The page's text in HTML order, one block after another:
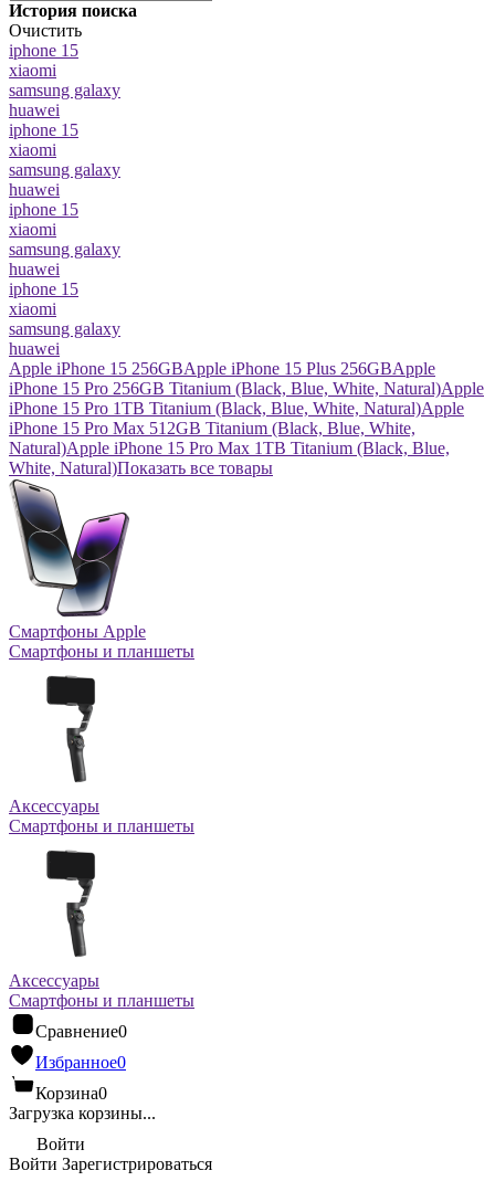
История поиска
Очистить
iphone 15
xiaomi
samsung galaxy
huawei
iphone 15
xiaomi
samsung galaxy
huawei
iphone 15
xiaomi
samsung galaxy
huawei
iphone 15
xiaomi
samsung galaxy
huawei
Apple iPhone 15 256GBApple iPhone 15 Plus 256GBApple
iPhone 15 Pro 256GB Titanium (Black, Blue, White, Natural)Apple
iPhone 15 Pro 1TB Titanium (Black, Blue, White, Natural)Apple
iPhone 15 Pro Max 512GB Titanium (Black, Blue, White,
Natural)Apple iPhone 15 Pro Max 1TB Titanium (Black, Blue,
White, Natural)Показать все товары
Смартфоны Apple
Смартфоны и планшеты
Аксессуары
Смартфоны и планшеты
Аксессуары
Смартфоны и планшеты
Сравнение0
Избранное0
Корзина0
Загрузка корзины...
Войти
Войти Зарегистрироваться